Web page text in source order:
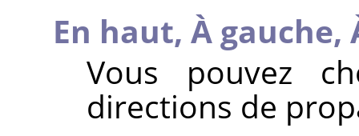
En haut, À gauche,
Vous pouvez
directions de